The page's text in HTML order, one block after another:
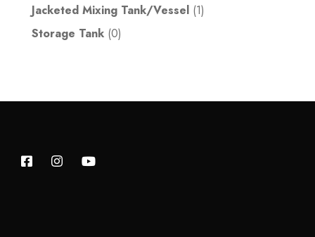
Jacketed Mixing Tank/Vessel (1)
Storage Tank (0)